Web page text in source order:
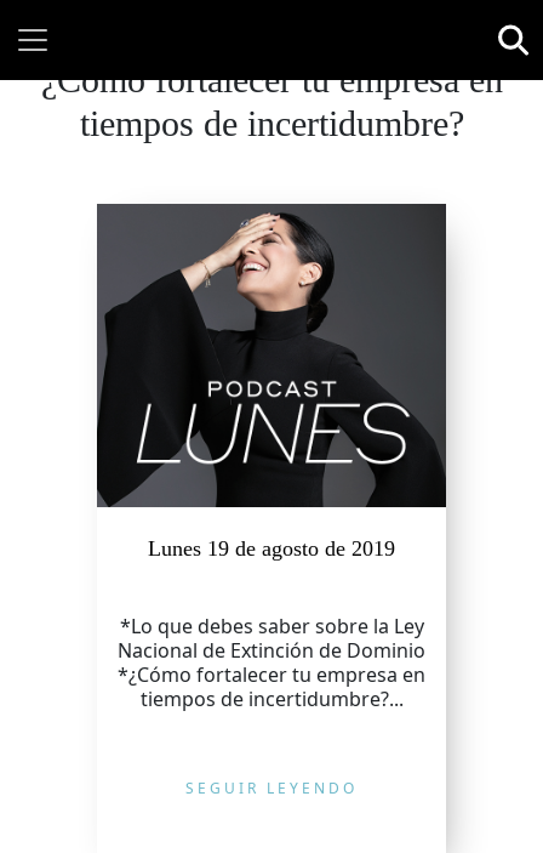
¿Cómo fortalecer tu empresa en
tiempos de incertidumbre?
Lunes 19 de agosto de 2019
*Lo que debes saber sobre la Ley
Nacional de Extinción de Dominio
*¿Cómo fortalecer tu empresa en
tiempos de incertidumbre?...
SEGUIR LEYENDO